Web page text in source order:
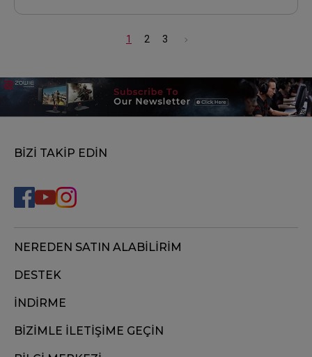
1 2 3
BİZİ TAKİP EDİN
NEREDEN SATIN ALABİLİRİM
DESTEK
İNDİRME
BİZİMLE İLETİŞİME GEÇİN